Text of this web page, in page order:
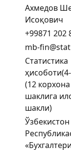
Ахмедов
Исоқович
+99871 202
mb-
Статистика
(12 корхона
шаклига
шакли)
Ўзбекистон